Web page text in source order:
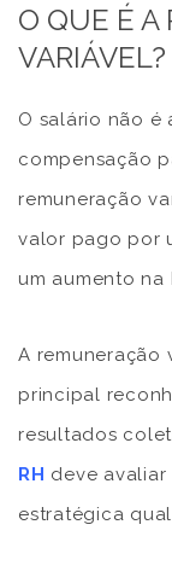
O QUE É A
VARIÁVEL?
O salário não é
compensação
remuneração
valor pago por
um aumento na
A remuneração
principal
resultados
RH deve
estratégica